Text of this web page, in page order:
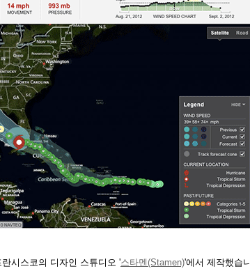
시스코의 디자인 스튜디오 '스타멘(Stamen)'에서 제작했습